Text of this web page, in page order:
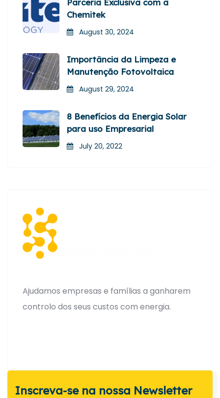
Parceria Exclusiva com a
Chemitek
August 30, 2024
Importância da Limpeza e
Manutenção Fotovoltaica
August 29, 2024
8 Benefícios da Energia Solar
para uso Empresarial
July 20, 2022
Ajudamos empresas e famílias a ganharem
controlo dos seus custos com energia.
Inscreva-se na nossa Newsletter